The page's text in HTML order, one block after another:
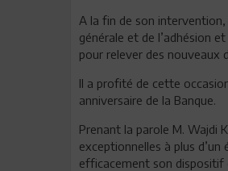
A la fin de son
générale et de l’adhésion
pour relever des nouveaux
Il a profité de cette
anniversaire de la Banque.
Prenant la parole M. Wajdi
exceptionnelles à plus
efficacement son dispositif